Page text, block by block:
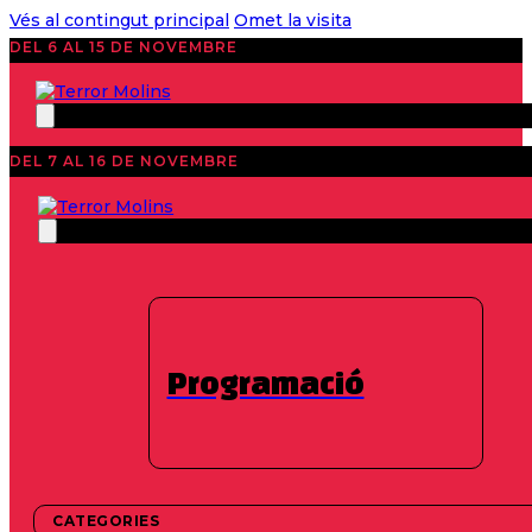
Vés al contingut principal Omet la visita
DEL 6 AL 15 DE NOVEMBRE
DEL 7 AL 16 DE NOVEMBRE
Programació
CATEGORIES
Notícies
anuncia la pel·lícula
clausura